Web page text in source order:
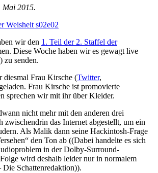
Mai 2015.
wir den 1. Teil der 2. Staffel der
Diese Woche haben wir es gewagt live
zu senden.
diesmal Frau Kirsche (Twitter,
Frau Kirsche ist promovierte
sprechen wir mit ihr über Kleider.
nicht mehr mit den anderen drei
zwischendrin das Internet abgestellt, um ein
Als Malik dann seine Hackintosh-Frage
den Ton ab ((Dabei handelte es sich
in der Dolby-Surround-
wird deshalb leider nur in normalem
Die Schattenredaktion)).